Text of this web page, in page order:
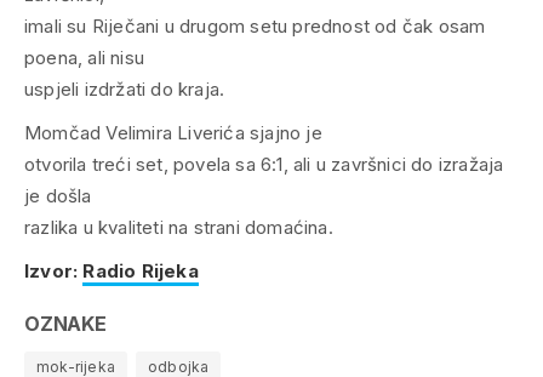
imali su Riječani u drugom setu prednost od čak osam
poena, ali nisu
uspjeli izdržati do kraja.
Momčad Velimira Liverića sjajno je
otvorila treći set, povela sa 6:1, ali u završnici do izražaja
je došla
razlika u kvaliteti na strani domaćina.
Izvor: Radio Rijeka
OZNAKE
mok-rijeka odbojka